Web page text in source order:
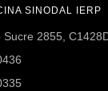
SINODAL IERP
2855,